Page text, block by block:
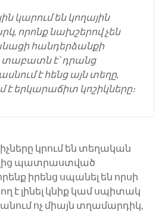
կարում են կողային
որոնք նախշերով չեն
հանդերձանքի
է՝ դրանց
է հենց այն տեղը,
է երկարաճիտ կոշիկները։
կրում են տեղական
պատրաստված
իրենց սպանել են որսի
է լինել կնիք կամ սպիտակ
ոչ միայն տղամարդիկ,